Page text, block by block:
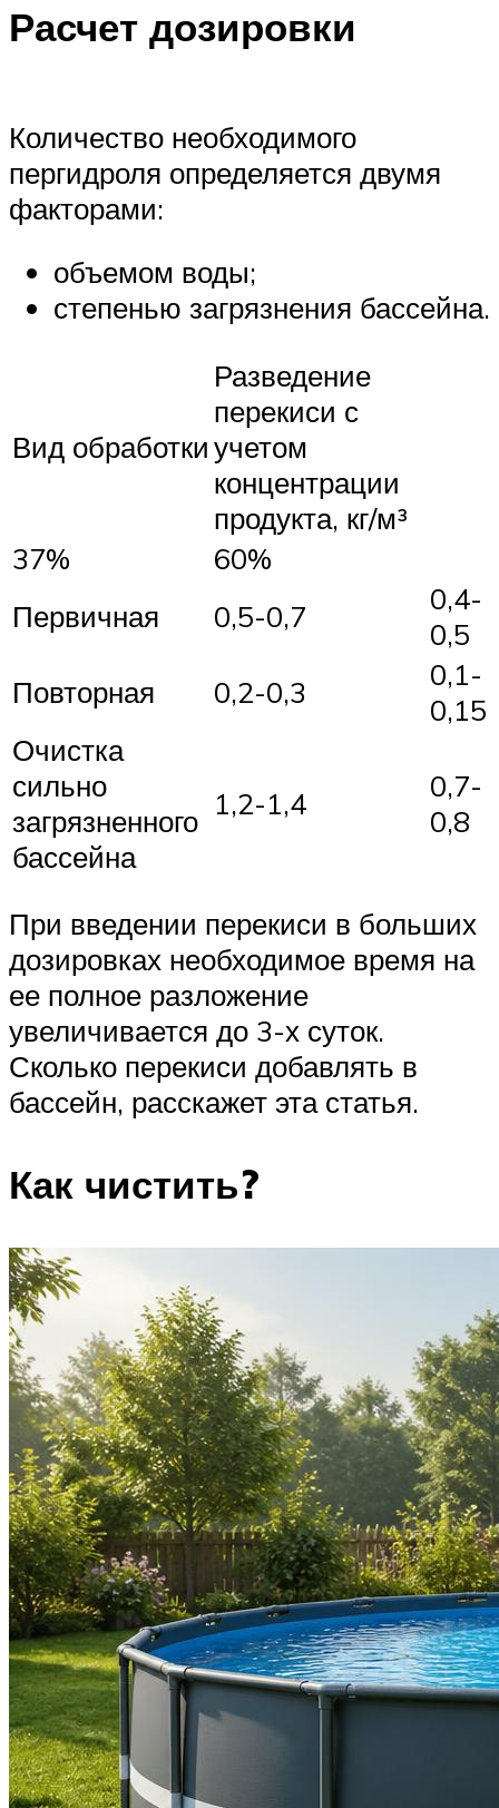
Расчет дозировки
Количество необходимого
пергидроля определяется двумя
факторами:
объемом воды;
степенью загрязнения бассейна.
Вид обработки
Разведение
перекиси с
учетом
концентрации
продукта, кг/м³
37%
60%
Первичная
0,5-0,7
0,4-
0,5
Повторная
0,2-0,3
0,1-
0,15
Очистка
сильно
загрязненного
бассейна
1,2-1,4
0,7-
0,8
При введении перекиси в больших
дозировках необходимое время на
ее полное разложение
увеличивается до 3-х суток.
Сколько перекиси добавлять в
бассейн, расскажет эта статья.
Как чистить?